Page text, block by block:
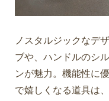
ノスタルジックなデ
ブや、ハンドルのシ
ンが魅力。機能性に
で嬉しくなる道具は